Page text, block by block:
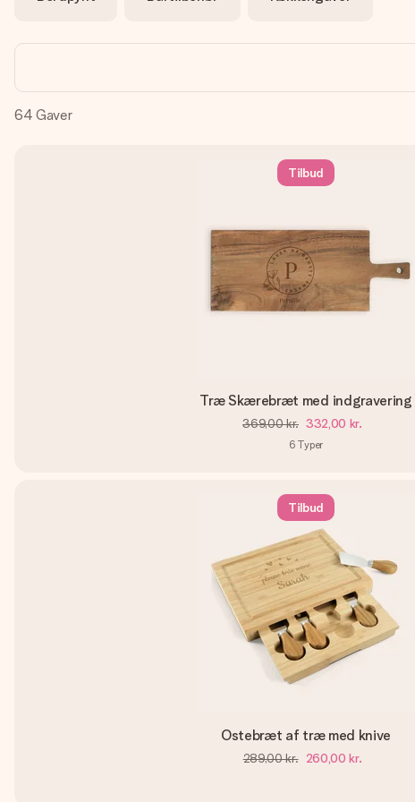
64 Gaver
Tilbud
Træ Skærebræt med indgravering
369,00 kr. 332,00 kr.
6 Typer
Tilbud
Ostebræt af træ med knive
289,00 kr. 260,00 kr.